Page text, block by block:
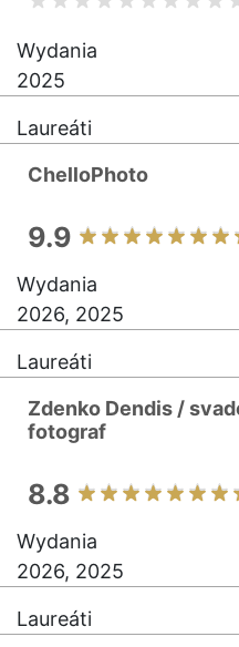
Wydania
2025
Laureáti
ChelloPhoto
9.9
Wydania
2026, 2025
Laureáti
Zdenko Dendis /
fotograf
8.8
Wydania
2026, 2025
Laureáti